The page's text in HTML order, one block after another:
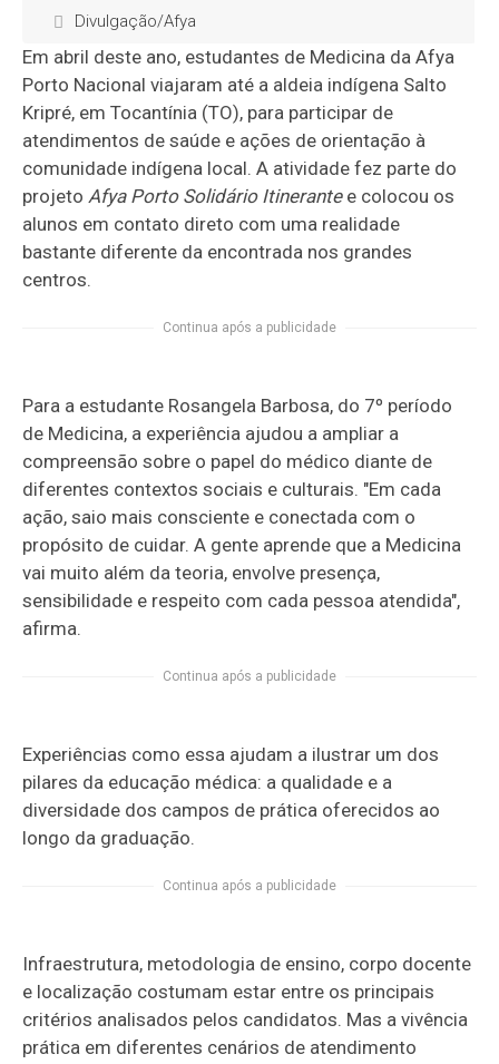
Divulgação/Afya
Em abril deste ano, estudantes de Medicina da Afya
Porto Nacional viajaram até a aldeia indígena Salto
Kripré, em Tocantínia (TO), para participar de
atendimentos de saúde e ações de orientação à
comunidade indígena local. A atividade fez parte do
projeto Afya Porto Solidário Itinerantee colocou os
alunos em contato direto com uma realidade
bastante diferente da encontrada nos grandes
centros.
Continua após a publicidade
Para a estudante Rosangela Barbosa, do 7º período
de Medicina, a experiência ajudou a ampliar a
compreensão sobre o papel do médico diante de
diferentes contextos sociais e culturais. "Em cada
ação, saio mais consciente e conectada com o
propósito de cuidar. A gente aprende que a Medicina
vai muito além da teoria, envolve presença,
sensibilidade e respeito com cada pessoa atendida",
afirma.
Continua após a publicidade
Experiências como essa ajudam a ilustrar um dos
pilares da educação médica: a qualidade e a
diversidade dos campos de prática oferecidos ao
longo da graduação.
Continua após a publicidade
Infraestrutura, metodologia de ensino, corpo docente
e localização costumam estar entre os principais
critérios analisados pelos candidatos. Mas a vivência
prática em diferentes cenários de atendimento